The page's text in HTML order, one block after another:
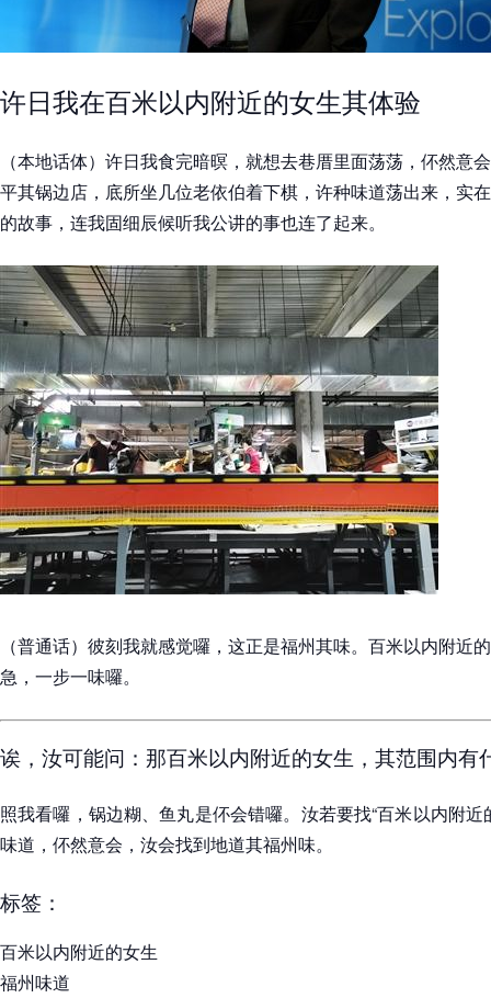
许日我在百米以内附近的女生其体验
（本地话体）许日我食完暗暝，就想去巷厝里面荡荡，伓然意
平其锅边店，底所坐几位老依伯着下棋，许种味道荡出来，实
的故事，连我固细辰候听我公讲的事也连了起来。
（普通话）彼刻我就感觉囉，这正是福州其味。百米以内附近
急，一步一味囉。
诶，汝可能问：那百米以内附近的女生，其范围内有
照我看囉，锅边糊、鱼丸是伓会错囉。汝若要找“百米以内附
味道，伓然意会，汝会找到地道其福州味。
标签：
百米以内附近的女生
福州味道